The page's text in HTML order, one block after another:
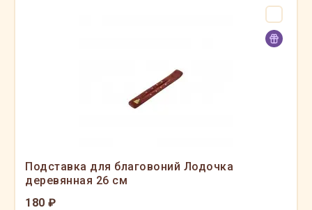
Подставка для благовоний Лодочка
деревянная 26 см
180 ₽